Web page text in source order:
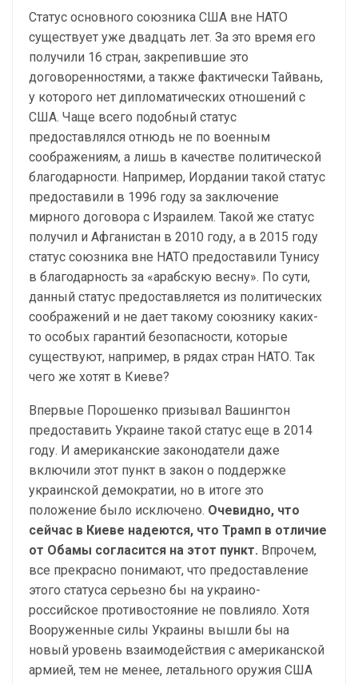
Статус основного союзника США вне НАТО
существует уже двадцать лет. За это время его
получили 16 стран, закрепившие это
договоренностями, а также фактически Тайвань,
у которого нет дипломатических отношений с
США. Чаще всего подобный статус
предоставлялся отнюдь не по военным
соображениям, а лишь в качестве политической
благодарности. Например, Иордании такой статус
предоставили в 1996 году за заключение
мирного договора с Израилем. Такой же статус
получил и Афганистан в 2010 году, а в 2015 году
статус союзника вне НАТО предоставили Тунису
в благодарность за «арабскую весну». По сути,
данный статус предоставляется из политических
соображений и не дает такому союзнику каких-
то особых гарантий безопасности, которые
существуют, например, в рядах стран НАТО. Так
чего же хотят в Киеве?
Впервые Порошенко призывал Вашингтон
предоставить Украине такой статус еще в 2014
году. И американские законодатели даже
включили этот пункт в закон о поддержке
украинской демократии, но в итоге это
положение было исключено. Очевидно, что
сейчас в Киеве надеются, что Трамп в отличие
от Обамы согласится на этот пункт. Впрочем,
все прекрасно понимают, что предоставление
этого статуса серьезно бы на украино-
российское противостояние не повлияло. Хотя
Вооруженные силы Украины вышли бы на
новый уровень взаимодействия с американской
армией, тем не менее, летального оружия США